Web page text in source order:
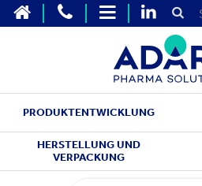
PRODUKTENTWICKLUNG
HERSTELLUNG UND
VERPACKUNG